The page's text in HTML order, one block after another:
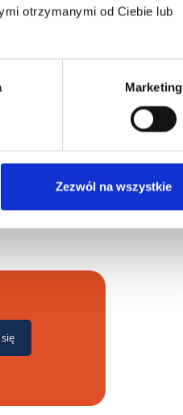
otrzymanymi od Ciebie lub
Marketing
Zezwól na wszystkie
i plan
umożliwi Ci
zależy
możliwość